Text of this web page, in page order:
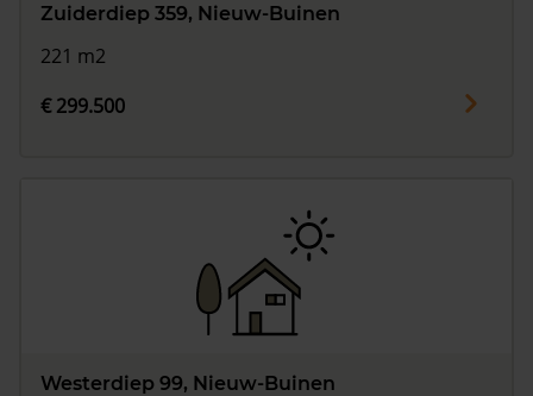
Zuiderdiep 359, Nieuw-Buinen
221 m2
€ 299.500
Westerdiep 99, Nieuw-Buinen